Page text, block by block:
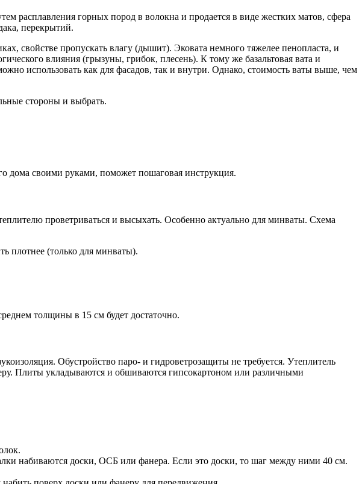
расплавления горных пород в волокна и продается в виде жестких матов, сфера
перекрытий.
свойстве пропускать влагу (дышит). Эковата немного тяжелее пенопласта, и
влияния (грызуны, грибок, плесень). К тому же базальтовая вата и
использовать как для фасадов, так и внутри. Однако, стоимость ваты выше, чем
стороны и выбрать.
дома своими руками, поможет пошаговая инструкция.
проветриваться и высыхать. Особенно актуально для минваты. Схема
плотнее (только для минваты).
толщины в 15 см будет достаточно.
Обустройство паро- и гидроветрозащиты не требуется. Утеплитель
Плиты укладываются и обшиваются гипсокартоном или различными
набиваются доски, ОСБ или фанера. Если это доски, то шаг между ними 40 см.